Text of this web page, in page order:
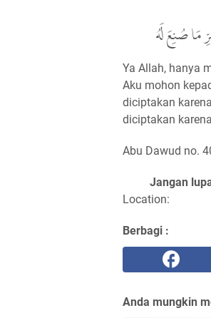
مَا صُنِعَ لَهُ
Ya Allah, hanya
Aku mohon
diciptakan
diciptakan
Abu Dawud no.
Jangan
Location:
Berbagi :
Anda mungkin